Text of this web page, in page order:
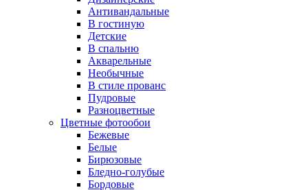
Антивандальные
В гостиную
Детские
В спальню
Акварельные
Необычные
В стиле прованс
Пудровые
Разноцветные
Цветные фотообои
Бежевые
Белые
Бирюзовые
Бледно-голубые
Бордовые